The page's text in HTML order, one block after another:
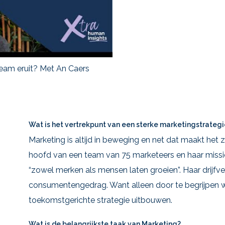
eruit? Met An Caers
Wat is het vertrekpunt van een sterke
Marketing is altijd in beweging en net dat maakt het
hoofd van een team van 75 marketeers en haar
“zowel merken als mensen laten groeien”. Haar
consumentengedrag. Want alleen door te begrijpen
toekomstgerichte strategie uitbouwen.